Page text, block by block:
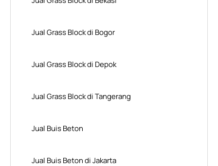
Jual Grass Block di Bogor
Jual Grass Block di Depok
Jual Grass Block di Tangerang
Jual Buis Beton
Jual Buis Beton di Jakarta